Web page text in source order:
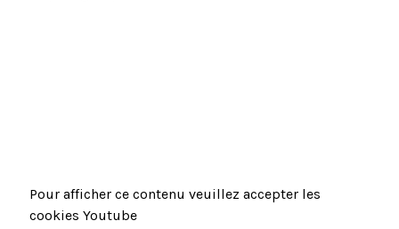
Pour afficher ce contenu veuillez accepter les
cookies Youtube